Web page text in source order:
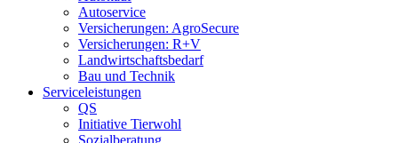
Autoservice
Versicherungen: AgroSecure
Versicherungen: R+V
Landwirtschaftsbedarf
Bau und Technik
Service­­leistungen
QS
Initiative Tierwohl